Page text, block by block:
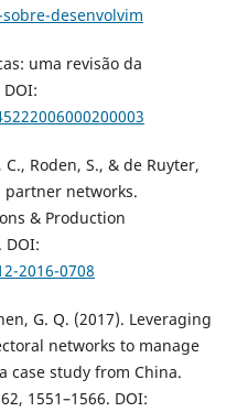
desenvolvim
uma revisão da
Roden, S., & de Ruyter,
partner networks.
& Production
DOI:
2016-0708
G. Q. (2017). Leveraging
networks to manage
case study from China.
1551–1566. DOI: